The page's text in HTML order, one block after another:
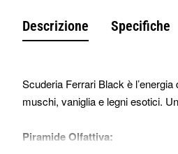
Descrizione Specifiche
Scuderia Ferrari Black è
muschi, vaniglia e legni esotici.
Piramide Olfattiva: